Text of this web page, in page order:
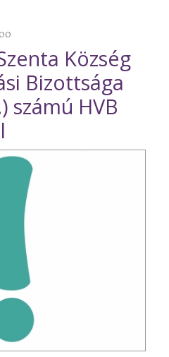
Község
Bizottsága
számú HVB